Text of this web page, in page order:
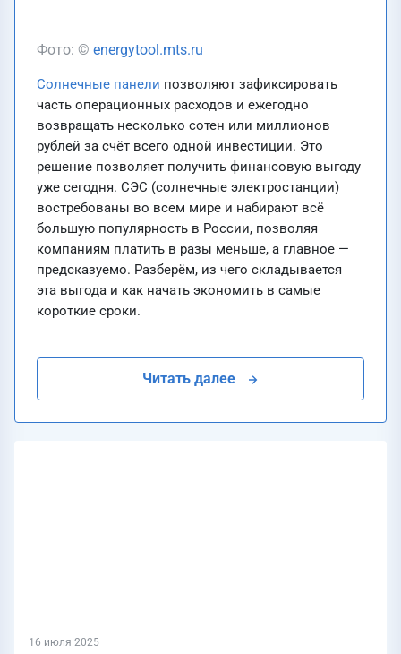
Фото: © energytool.mts.ru
Солнечные панели позволяют зафиксировать
часть операционных расходов и ежегодно
возвращать несколько сотен или миллионов
рублей за счёт всего одной инвестиции. Это
решение позволяет получить финансовую выгоду
уже сегодня. СЭС (солнечные электростанции)
востребованы во всем мире и набирают всё
большую популярность в России, позволяя
компаниям платить в разы меньше, а главное —
предсказуемо. Разберём, из чего складывается
эта выгода и как начать экономить в самые
короткие сроки.
Читать далее
16 июля 2025